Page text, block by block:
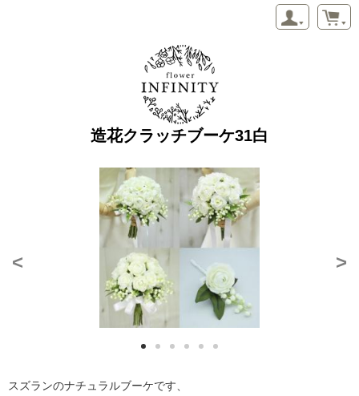
造花クラッチブーケ31白
< >
スズランのナチュラルブーケです、